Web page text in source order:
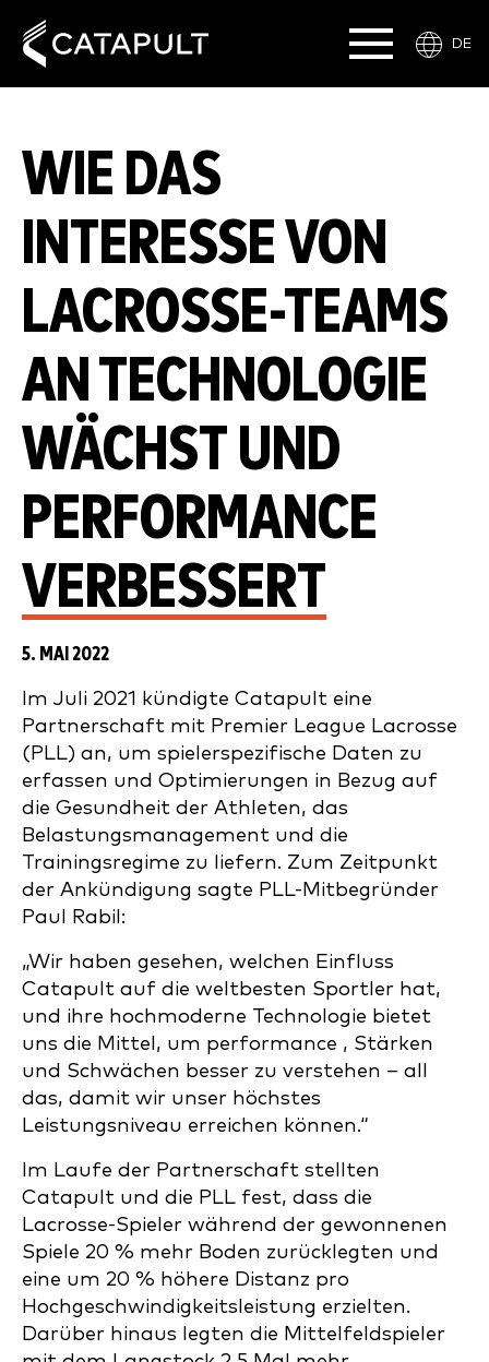
DE
WIE DAS
INTERESSE VON
LACROSSE-TEAMS
AN TECHNOLOGIE
WÄCHST UND
PERFORMANCE
VERBESSERT
5. MAI 2022
Im Juli 2021 kündigte Catapult eine
Partnerschaft mit Premier League Lacrosse
(PLL) an, um spielerspezifische Daten zu
erfassen und Optimierungen in Bezug auf
die Gesundheit der Athleten, das
Belastungsmanagement und die
Trainingsregime zu liefern. Zum Zeitpunkt
der Ankündigung sagte PLL-Mitbegründer
Paul Rabil:
„Wir haben gesehen, welchen Einfluss
Catapult auf die weltbesten Sportler hat,
und ihre hochmoderne Technologie bietet
uns die Mittel, um performance , Stärken
und Schwächen besser zu verstehen – all
das, damit wir unser höchstes
Leistungsniveau erreichen können.“
Im Laufe der Partnerschaft stellten
Catapult und die PLL fest, dass die
Lacrosse-Spieler während der gewonnenen
Spiele 20 % mehr Boden zurücklegten und
eine um 20 % höhere Distanz pro
Hochgeschwindigkeitsleistung erzielten.
Darüber hinaus legten die Mittelfeldspieler